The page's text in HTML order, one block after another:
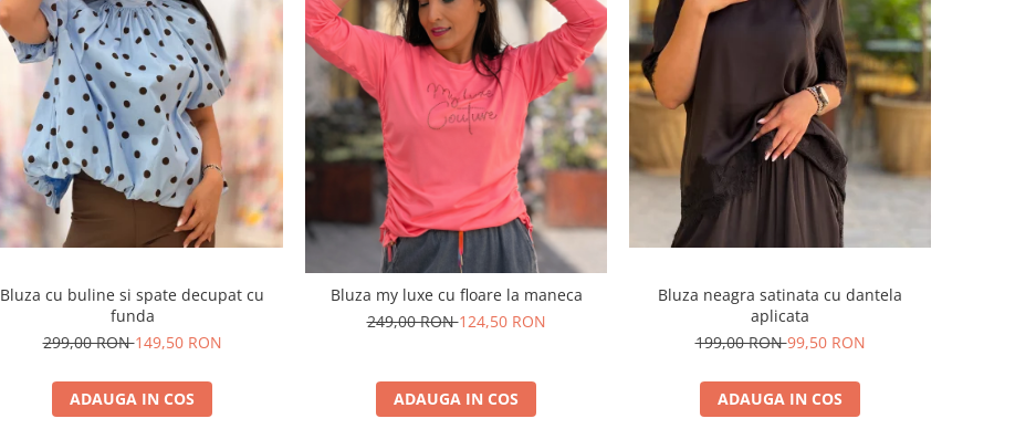
Bluza cu buline si spate decupat cu
funda
299,00 RON149,50 RON
ADAUGA IN COS
Bluza my luxe cu floare la maneca
249,00 RON124,50 RON
ADAUGA IN COS
Bluza neagra satinata cu dantela
aplicata
199,00 RON99,50 RON
ADAUGA IN COS